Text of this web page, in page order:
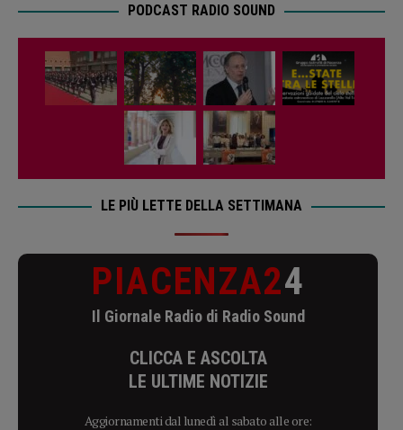
PODCAST RADIO SOUND
LE PIÙ LETTE DELLA SETTIMANA
PIACENZA24
Il Giornale Radio di Radio Sound
CLICCA E ASCOLTA
LE ULTIME NOTIZIE
Aggiornamenti dal lunedì al sabato alle ore: